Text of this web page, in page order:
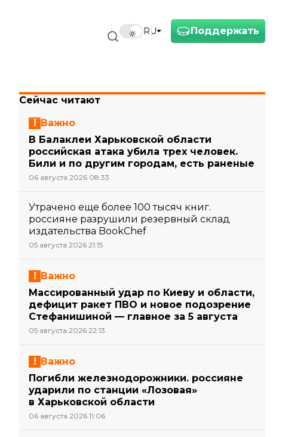
Поддержать
RU
Сейчас читают
Важно
В Балаклеи Харьковской области
российская атака убила трех человек.
Били и по другим городам, есть раненые
06 августа 2026 08:33
Утрачено еще более 100 тысяч книг.
россияне разрушили резервный склад
издательства BookChef
05 августа 2026 21:15
Важно
Массированный удар по Киеву и области,
дефицит ракет ПВО и новое подозрение
Стефанишиной — главное за 5 августа
05 августа 2026 22:13
Важно
Погибли железнодорожники. россияне
ударили по станции «Лозовая»
в Харьковской области
06 августа 2026 11:06